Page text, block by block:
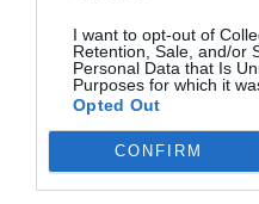
I want to opt-out of
Retention, Sale, and/or
Personal Data that Is
Purposes for which it
Opted Out
CONFIRM